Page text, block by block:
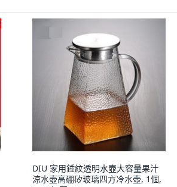
DIU 家用錘紋透明水壺大容量果汁
涼水壺高硼矽玻璃四方冷水壺, 1個,